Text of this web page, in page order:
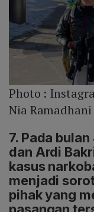
Photo :
Nia
7. Pada
dan Ardi
kasus
menjadi
pihak yang